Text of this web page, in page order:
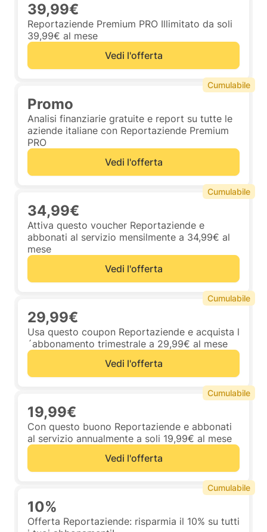
39,99€
Reportaziende Premium PRO Illimitato da soli
39,99€ al mese
Vedi l'offerta
Promo
Analisi finanziarie gratuite e report su tutte le
aziende italiane con Reportaziende Premium
PRO
Vedi l'offerta
Cumulabile
34,99€
Attiva questo voucher Reportaziende e
abbonati al servizio mensilmente a 34,99€ al
mese
Vedi l'offerta
Cumulabile
29,99€
Usa questo coupon Reportaziende e acquista l
´abbonamento trimestrale a 29,99€ al mese
Vedi l'offerta
Cumulabile
19,99€
Con questo buono Reportaziende e abbonati
al servizio annualmente a soli 19,99€ al mese
Vedi l'offerta
Cumulabile
10%
Offerta Reportaziende: risparmia il 10% su tutti
Cumulabile